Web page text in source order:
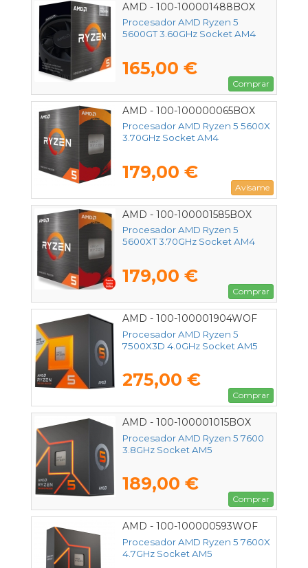
AMD - 100-100001488BOX
Procesador AMD Ryzen 5
5600GT 3.60GHz Socket AM4
165,00 €
Comprar
AMD - 100-100000065BOX
Procesador AMD Ryzen 5 5600X
3.70GHz Socket AM4
179,00 €
Avísame
AMD - 100-100001585BOX
Procesador AMD Ryzen 5
5600XT 3.70GHz Socket AM4
179,00 €
Comprar
AMD - 100-100001904WOF
Procesador AMD Ryzen 5
7500X3D 4.0GHz Socket AM5
275,00 €
Comprar
AMD - 100-100001015BOX
Procesador AMD Ryzen 5 7600
3.8GHz Socket AM5
189,00 €
Comprar
AMD - 100-100000593WOF
Procesador AMD Ryzen 5 7600X
4.7GHz Socket AM5